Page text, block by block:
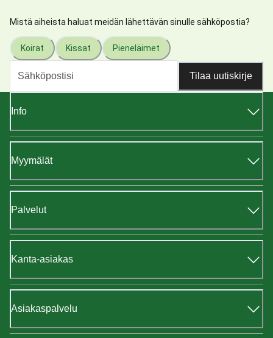
Mistä aiheista haluat meidän lähettävän sinulle sähköpostia?
Koirat Kissat Pieneläimet
Tilaa uutiskirje
Info
Myymälät
Palvelut
Kanta-asiakas
Asiakaspalvelu